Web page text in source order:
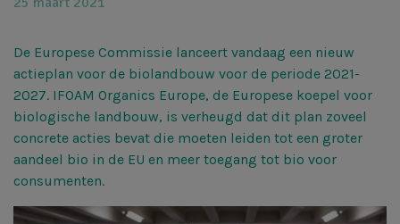
De Europese Commissie lanceert vandaag een nieuw
actieplan voor de biolandbouw voor de periode 2021-
2027. IFOAM Organics Europe, de Europese koepel voor
biologische landbouw, is verheugd dat dit plan zoveel
concrete acties bevat die moeten leiden tot een groter
aandeel bio in de EU en meer toegang tot bio voor
consumenten.